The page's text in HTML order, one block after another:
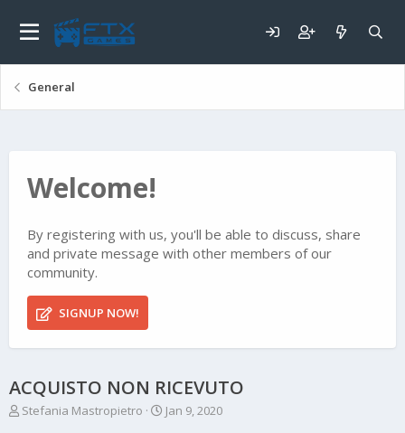
General
Welcome!
By registering with us, you'll be able to discuss, share
and private message with other members of our
community.
SIGNUP NOW!
ACQUISTO NON RICEVUTO
T
Stefania Mastropietro
S
Jan 9, 2020